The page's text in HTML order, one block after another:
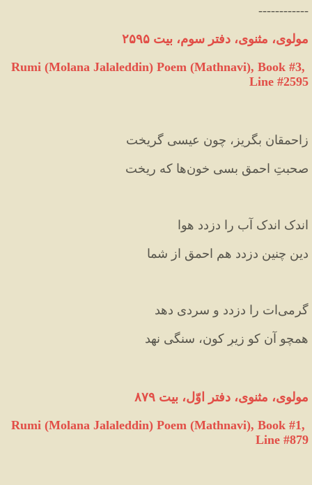
------------
مولوی، مثنوی، دفتر سوم، بیت ۲۵۹۵
Rumi (Molana Jalaleddin) Poem (Mathnavi), Book #3,
Line #2595
زاحمقان بگریز، چون عیسی گریخت
صحبتِ احمق بسی خون‌ها که ریخت
اندک اندک آب را دزدد هوا
دین چنین دزدد هم احمق از شما
گرمی‌ات را دزدد و سردی دهد
همچو آن کو زیرِ کون، سنگی نهد
مولوی، مثنوی، دفتر اوّل، بیت ۸۷۹
Rumi (Molana Jalaleddin) Poem (Mathnavi), Book #1,
Line #879